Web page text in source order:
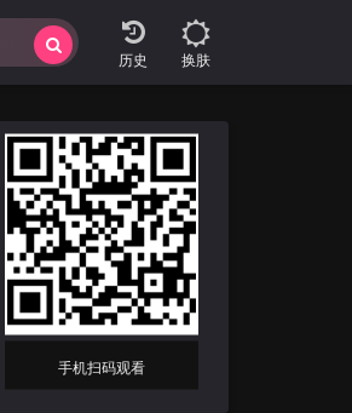
换肤
迈克·B·安德森 马克·柯克兰
手机扫码观看